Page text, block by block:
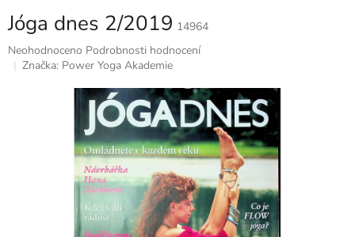
Jóga dnes 2/2019 14964
Průměrné
hodnocení
Neohodnoceno Podrobnosti hodnocení
Značka: Power Yoga Akademie